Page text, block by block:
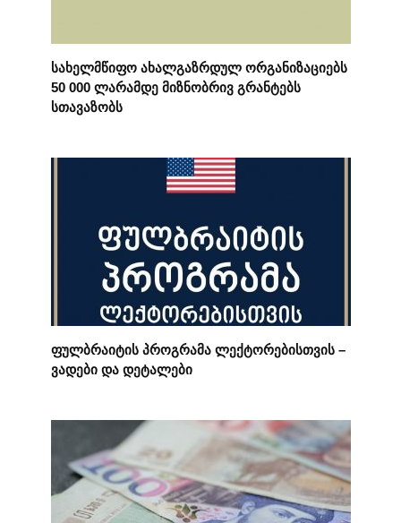
სახელმწიფო ახალგაზრდულ ორგანიზაციებს
50 000 ლარამდე მიზნობრივ გრანტებს
სთავაზობს
ფულბრაიტის პროგრამა ლექტორებისთვის –
ვადები და დეტალები